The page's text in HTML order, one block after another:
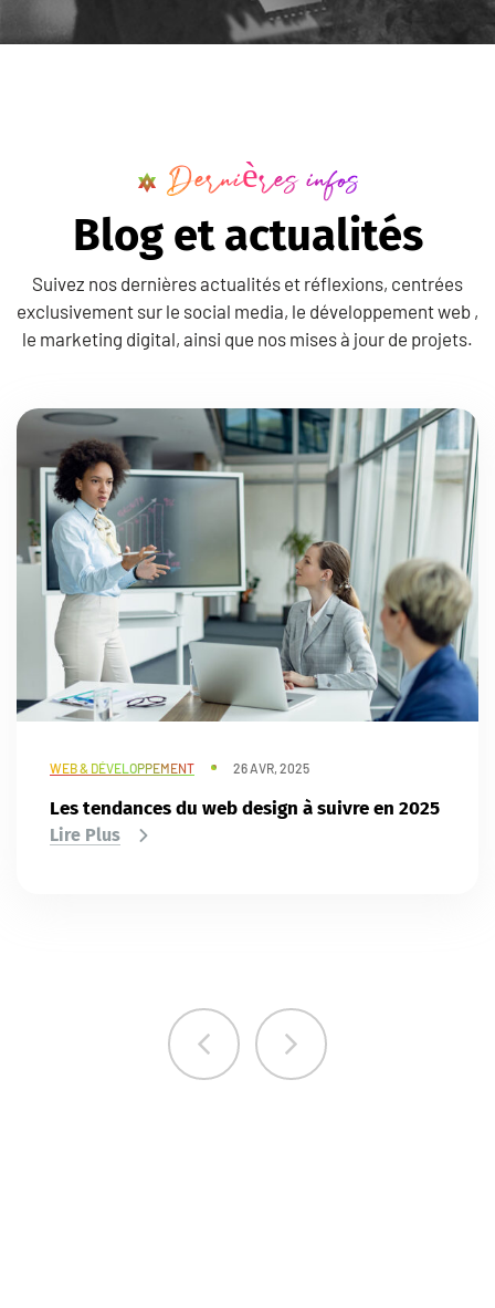
Dernières infos
Blog et actualités
Suivez nos dernières actualités et réflexions, centrées
exclusivement sur le social media, le développement web ,
le marketing digital, ainsi que nos mises à jour de projets.
WEB & DÉVELOPPEMENT 26 AVR, 2025
Les tendances du web design à suivre en 2025
Lire Plus